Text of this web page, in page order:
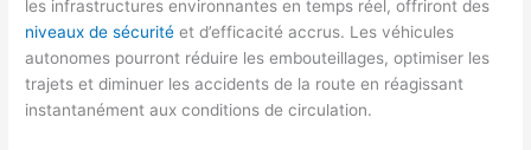
les infrastructures environnantes en temps réel, offriront des
niveaux de sécurité et d’efficacité accrus. Les véhicules
autonomes pourront réduire les embouteillages, optimiser les
trajets et diminuer les accidents de la route en réagissant
instantanément aux conditions de circulation.